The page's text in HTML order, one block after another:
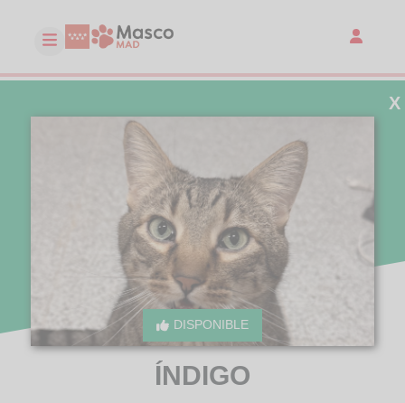
DISPONIBLE
X
ÍNDIGO